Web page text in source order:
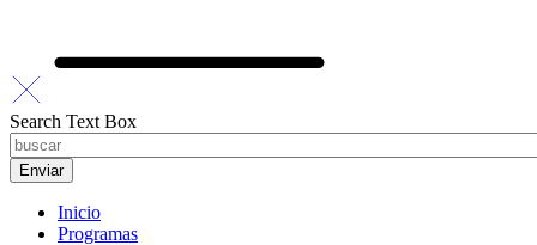
Search Text Box
Inicio
Programas